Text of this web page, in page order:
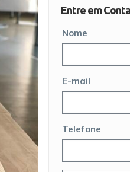
Entre em
Nome
E-mail
Telefone